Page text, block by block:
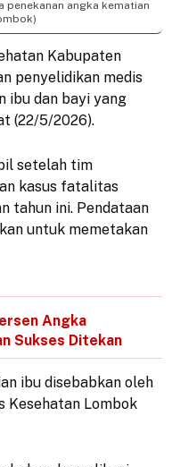
penekanan angka kematian
Kabupaten
penyelidikan medis
ibu dan bayi yang
(22/5/2026).
setelah tim
kasus fatalitas
tahun ini. Pendataan
untuk memetakan
Angka
Sukses Ditekan
ibu disebabkan oleh
Kesehatan Lombok